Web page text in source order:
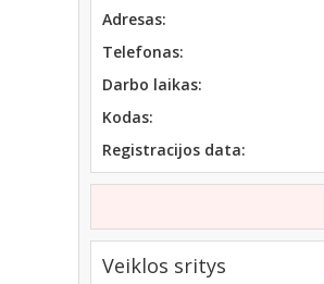
Adresas:
Telefonas:
Darbo laikas:
Kodas:
Registracijos data:
Veiklos sritys